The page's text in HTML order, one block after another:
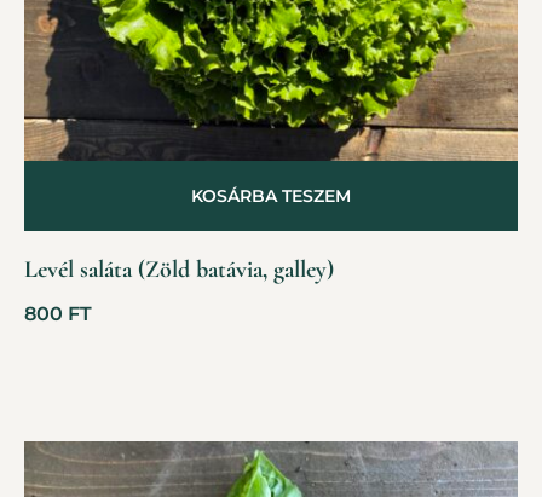
Levél saláta (Zöld batávia, galley)
800 FT
KOSÁRBA TESZEM